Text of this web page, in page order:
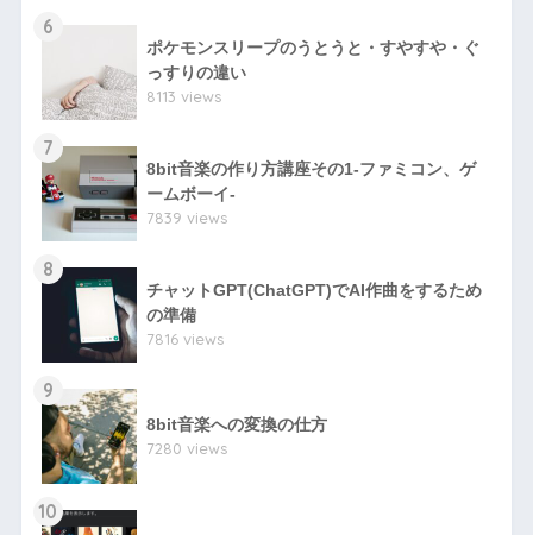
6
ポケモンスリープのうとうと・すやすや・ぐ
っすりの違い
8113 views
7
8bit音楽の作り方講座その1-ファミコン、ゲ
ームボーイ-
7839 views
8
チャットGPT(ChatGPT)でAI作曲をするため
の準備
7816 views
9
8bit音楽への変換の仕方
7280 views
10